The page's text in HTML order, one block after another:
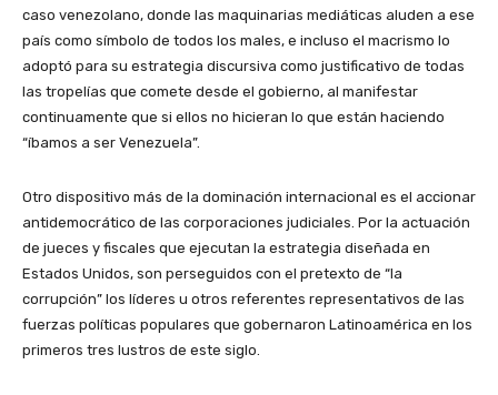
caso venezolano, donde las maquinarias mediáticas aluden a ese
país como símbolo de todos los males, e incluso el macrismo lo
adoptó para su estrategia discursiva como justificativo de todas
las tropelías que comete desde el gobierno, al manifestar
continuamente que si ellos no hicieran lo que están haciendo
“íbamos a ser Venezuela”.
Otro dispositivo más de la dominación internacional es el accionar
antidemocrático de las corporaciones judiciales. Por la actuación
de jueces y fiscales que ejecutan la estrategia diseñada en
Estados Unidos, son perseguidos con el pretexto de “la
corrupción” los líderes u otros referentes representativos de las
fuerzas políticas populares que gobernaron Latinoamérica en los
primeros tres lustros de este siglo.